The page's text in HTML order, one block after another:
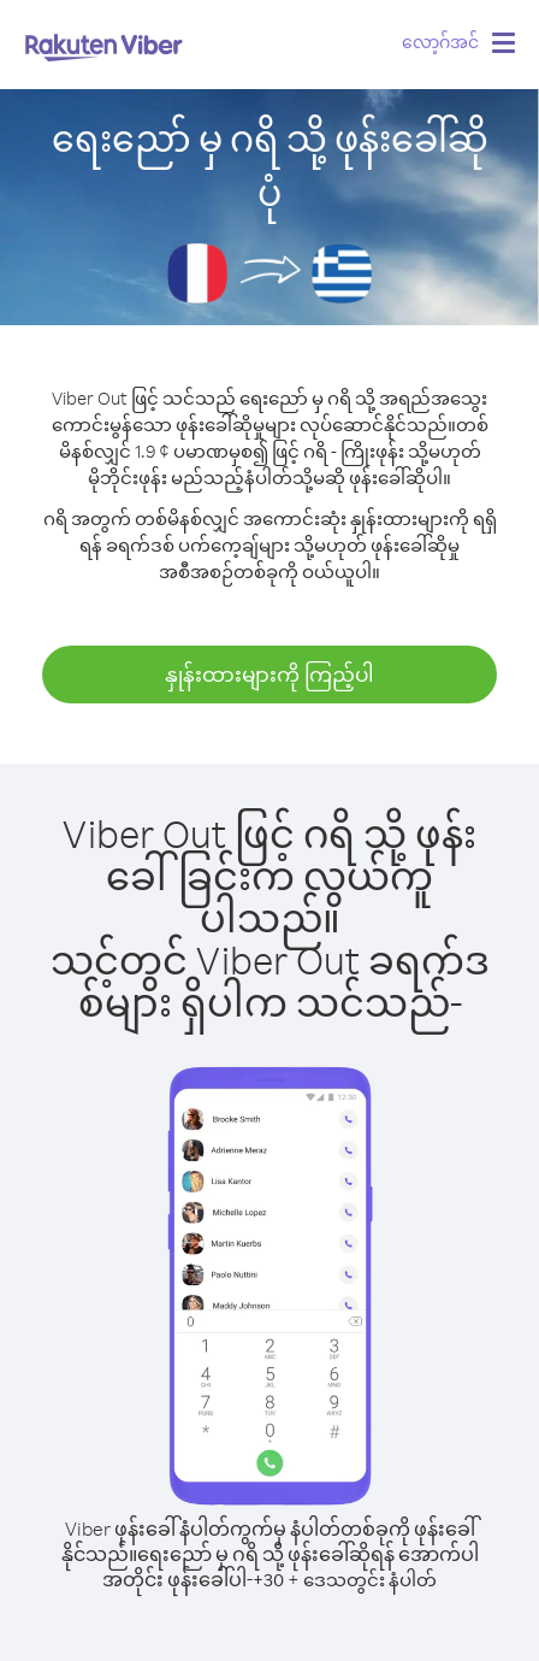
လော့ဂ်အင်
ရေးညော် မှ ဂရိ သို့ ဖုန်းခေါ်ဆို
ပုံ
Viber Out ဖြင့် သင်သည် ရေးညော် မှ ဂရိ သို့ အရည်အသွေး
ကောင်းမွန်သော ဖုန်းခေါ်ဆိုမှုများ လုပ်ဆောင်နိုင်သည်။တစ်
မိနစ်လျှင် 1.9 ¢ ပမာဏမှစ၍ ဖြင့် ဂရိ - ကြိုးဖုန်း သို့မဟုတ်
မိုဘိုင်းဖုန်း မည်သည့်နံပါတ်သို့မဆို ဖုန်းခေါ်ဆိုပါ။
ဂရိ အတွက် တစ်မိနစ်လျှင် အကောင်းဆုံး နှုန်းထားများကို ရရှိ
ရန် ခရက်ဒစ် ပက်ကေ့ချ်များ သို့မဟုတ် ဖုန်းခေါ်ဆိုမှု
အစီအစဉ်တစ်ခုကို ဝယ်ယူပါ။
နှုန်းထားများကို ကြည့်ပါ
Viber Out ဖြင့် ဂရိ သို့ ဖုန်း
ခေါ်ခြင်းက လွယ်ကူ
ပါသည်။
သင့်တွင် Viber Out ခရက်ဒ
စ်များ ရှိပါက သင်သည်-
Viber ဖုန်းခေါ်နံပါတ်ကွက်မှ နံပါတ်တစ်ခုကို ဖုန်းခေါ်
နိုင်သည်။ရေးညော် မှ ဂရိ သို့ ဖုန်းခေါ်ဆိုရန် အောက်ပါ
အတိုင်း ဖုန်းခေါ်ပါ-+30 + ဒေသတွင်း နံပါတ်